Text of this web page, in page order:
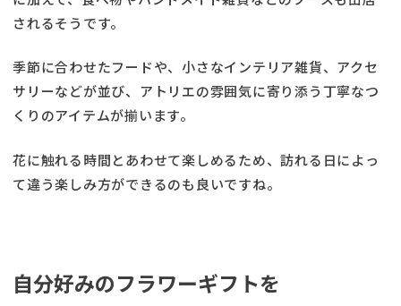
されるそうです。
季節に合わせたフードや、小さなインテリア雑貨、アクセ
サリーなどが並び、アトリエの雰囲気に寄り添う丁寧なつ
くりのアイテムが揃います。
花に触れる時間とあわせて楽しめるため、訪れる日によっ
て違う楽しみ方ができるのも良いですね。
自分好みのフラワーギフトを